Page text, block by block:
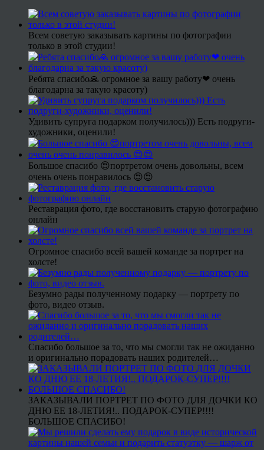
Всем советую заказывать картины по фотографии
только в этой студии!
Ребята спасибо🙏 огромное за вашу работу❤ очень
благодарна за такую красоту)
Удивить супруга подарком получилось))) Есть подруги-
художники, оценили!
Большое спасибо 😍портретом очень довольны, всем
очень очень понравилось 😍😍
Реставрация фото, где восстановить старую фотографию
онлайн
Огромное спасибо всей вашей команде за портрет на
холсте!
Безумно рады полученному подарку — портрету по
фото, видео отзыв.
Спасибо большое за то, что мы смогли так не ожиданно
и оригинально порадовать наших родителей…
ЗАКАЗЫВАЛИ ПОРТРЕТ ПО ФОТО ДЛЯ ДОЧКИ КО
ДНЮ ЕЕ 18-ЛЕТИЯ!.. ПОДАРОК-СУПЕР!!!!
БОЛЬШОЕ СПАСИБО!